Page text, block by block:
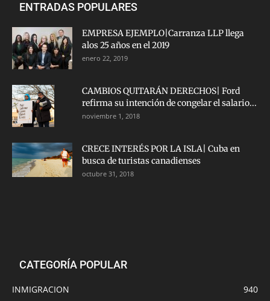
ENTRADAS POPULARES
EMPRESA EJEMPLO|Carranza LLP llega
alos 25 años en el 2019
enero 22, 2019
CAMBIOS QUITARÁN DERECHOS| Ford
refirma su intención de congelar el salario...
noviembre 1, 2018
CRECE INTERÉS POR LA ISLA| Cuba en
busca de turistas canadienses
octubre 31, 2018
CATEGORÍA POPULAR
INMIGRACION
940